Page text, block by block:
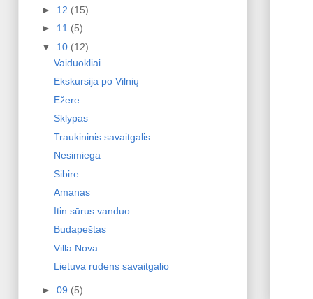
► 12 (15)
► 11 (5)
▼ 10 (12)
Vaiduokliai
Ekskursija po Vilnių
Ežere
Sklypas
Traukininis savaitgalis
Nesimiega
Sibire
Amanas
Itin sūrus vanduo
Budapeštas
Villa Nova
Lietuva rudens savaitgalio
► 09 (5)